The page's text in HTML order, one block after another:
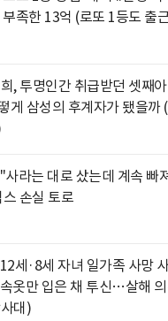
부족한 13억 (로또 1등도 출
, 투명인간 취급받던 셋째아
게 삼성의 후계자가 됐을까
사라는 대로 샀는데 계속
스 손실 토로
세·8세 자녀 일가족 사망
옷만 입은 채 투신…살해
대)